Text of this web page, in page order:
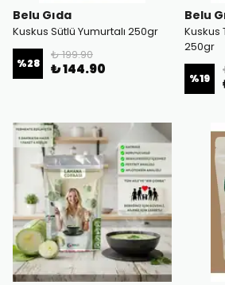
Belu Gıda
Kuskus Sütlü Yumurtalı 250gr
%28
₺ 199.90
₺ 144.90
Belu
Kuskus
250gr
%19